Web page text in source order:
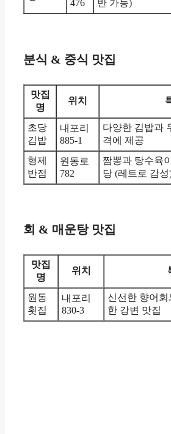
476
반 가능)
분식 & 중식 맛집
맛집
명
위치
초당
김밥
내포리
885-1
다양한 김밥과
격에 제공
형제
반점
원동로
782
짬뽕과 탕수육
당 (레트로 감성
회 & 매운탕 맛집
맛집
명
위치
원동
횟집
내포리
830-3
신선한 향어
한 강변 맛집